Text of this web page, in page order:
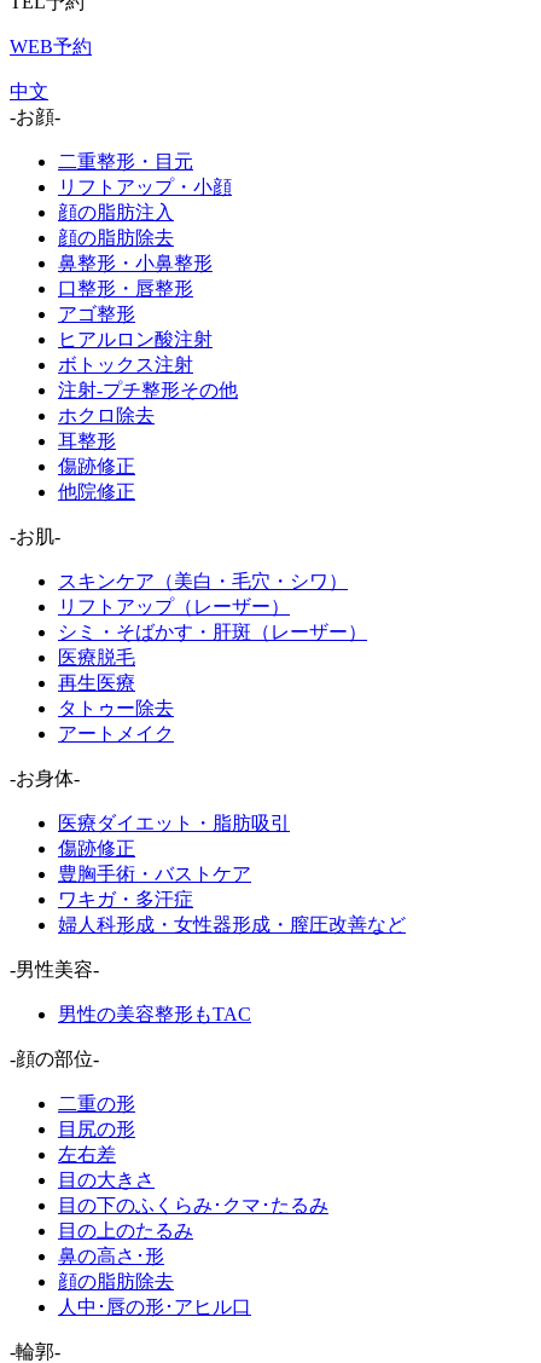
WEB予約
中文
-お顔-
二重整形・目元
リフトアップ・小顔
顔の脂肪注入
顔の脂肪除去
鼻整形・小鼻整形
口整形・唇整形
アゴ整形
ヒアルロン酸注射
ボトックス注射
注射-プチ整形その他
ホクロ除去
耳整形
傷跡修正
他院修正
-お肌-
スキンケア（美白・毛穴・シワ）
リフトアップ（レーザー）
シミ・そばかす・肝斑（レーザー）
医療脱毛
再生医療
タトゥー除去
アートメイク
-お身体-
医療ダイエット・脂肪吸引
傷跡修正
豊胸手術・バストケア
ワキガ・多汗症
婦人科形成・女性器形成・膣圧改善など
-男性美容-
男性の美容整形もTAC
-顔の部位-
二重の形
目尻の形
左右差
目の大きさ
目の下のふくらみ･クマ･たるみ
目の上のたるみ
鼻の高さ･形
顔の脂肪除去
人中･唇の形･アヒル口
-輪郭-